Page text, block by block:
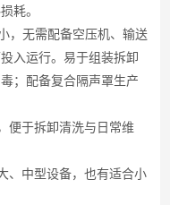
耗。
，无需配备空压机、输送
入运行。易于组装拆卸
；配备复合隔声罩生产
便于拆卸清洗与日常维
、中型设备，也有适合小